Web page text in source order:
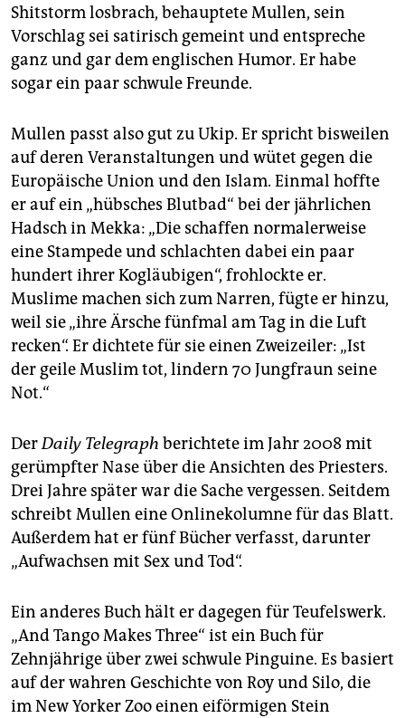
Shitstorm losbrach, behauptete Mullen, sein
Vorschlag sei satirisch gemeint und entspreche
ganz und gar dem englischen Humor. Er habe
sogar ein paar schwule Freunde.
Mullen passt also gut zu Ukip. Er spricht bisweilen
auf deren Veranstaltungen und wütet gegen die
Europäische Union und den Islam. Einmal hoffte
er auf ein „hübsches Blutbad“ bei der jährlichen
Hadsch in Mekka: „Die schaffen normalerweise
eine Stampede und schlachten dabei ein paar
hundert ihrer Kogläubigen“, frohlockte er.
Muslime machen sich zum Narren, fügte er hinzu,
weil sie „ihre Ärsche fünfmal am Tag in die Luft
recken“. Er dichtete für sie einen Zweizeiler: „Ist
der geile Muslim tot, lindern 70 Jungfraun seine
Not.“
DerDaily Telegraph berichtete im Jahr 2008 mit
gerümpfter Nase über die Ansichten des Priesters.
Drei Jahre später war die Sache vergessen. Seitdem
schreibt Mullen eine Onlinekolumne für das Blatt.
Außerdem hat er fünf Bücher verfasst, darunter
„Aufwachsen mit Sex und Tod“.
Ein anderes Buch hält er dagegen für Teufelswerk.
„And Tango Makes Three“ ist ein Buch für
Zehnjährige über zwei schwule Pinguine. Es basiert
auf der wahren Geschichte von Roy und Silo, die
im New Yorker Zoo einen eiförmigen Stein